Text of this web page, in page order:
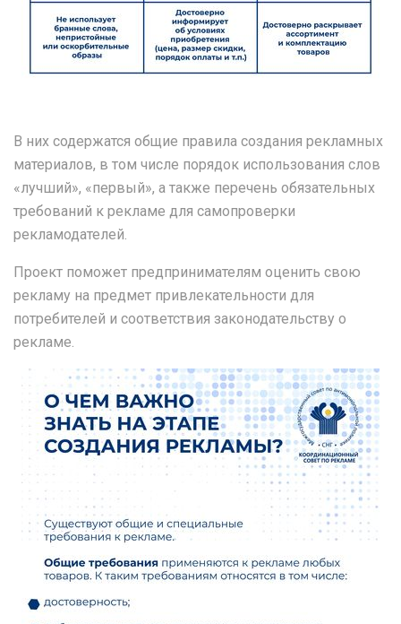
В них содержатся общие правила создания рекламных
материалов, в том числе порядок использования слов
«лучший», «первый», а также перечень обязательных
требований к рекламе для самопроверки
рекламодателей.
Проект поможет предпринимателям оценить свою
рекламу на предмет привлекательности для
потребителей и соответствия законодательству о
рекламе.